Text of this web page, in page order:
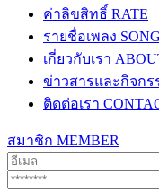
ค่าลิขสิทธิ์ RATE
รายชื่อเพลง SONG
เกี่ยวกับเรา
ข่าวสารและกิจกร
ติดต่อเรา
สมาชิก MEMBER